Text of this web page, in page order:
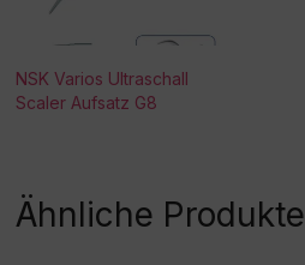
NSK Varios Ultraschall
Scaler Aufsatz G8
Ähnliche Produkte